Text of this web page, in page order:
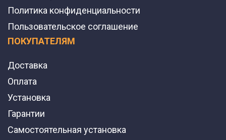
Политика конфиденциальности
Пользовательское соглашение
ПОКУПАТЕЛЯМ
Доставка
Оплата
Установка
Гарантии
Самостоятельная установка